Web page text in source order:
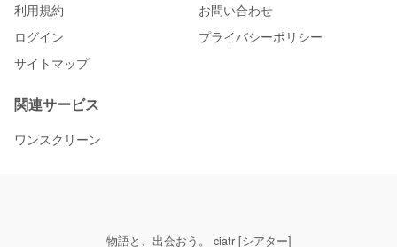
利用規約
お問い合わせ
ログイン
プライバシーポリシー
サイトマップ
関連サービス
ワンスクリーン
物語と、出会おう。 ciatr [シアター]